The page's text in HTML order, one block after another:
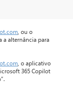
, ou o
a alternância para
, o aplicativo
365 Copilot